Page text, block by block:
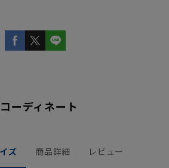
ーディネート
ズ 商品詳細 レビュー